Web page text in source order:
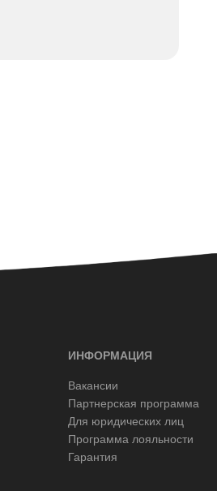
ИНФОРМАЦИЯ
Вакансии
Партнерская программа
Для юридических лиц
Программа лояльности
Гарантия